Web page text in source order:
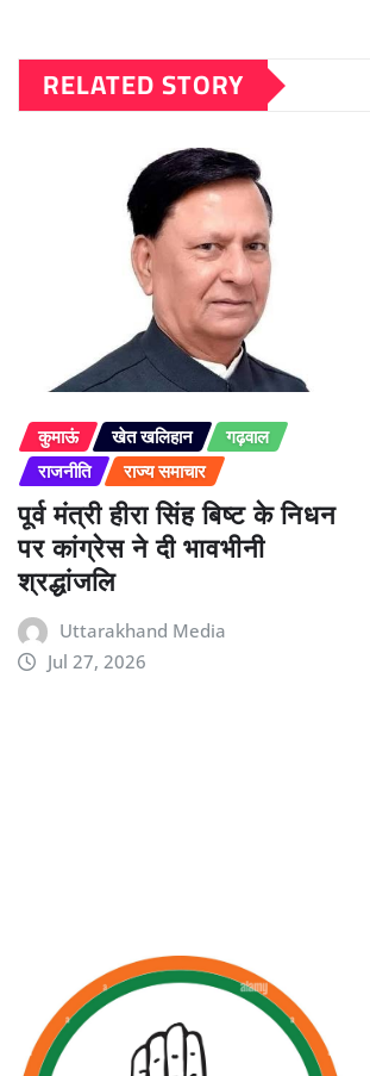
RELATED STORY
कुमाऊं खेत खलिहान
गढ़वाल
राजनीति
राज्य समाचार
पूर्व मंत्री हीरा सिंह बिष्ट के निधन
पर कांग्रेस ने दी भावभीनी
श्रद्धांजलि
Uttarakhand Media
Jul 27, 2026